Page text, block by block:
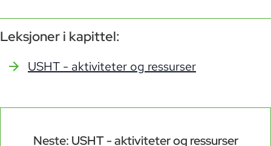
Ressursside
Leksjoner i kapittel:
USHT - aktiviteter og ressurser
Neste: USHT - aktiviteter og ressurser